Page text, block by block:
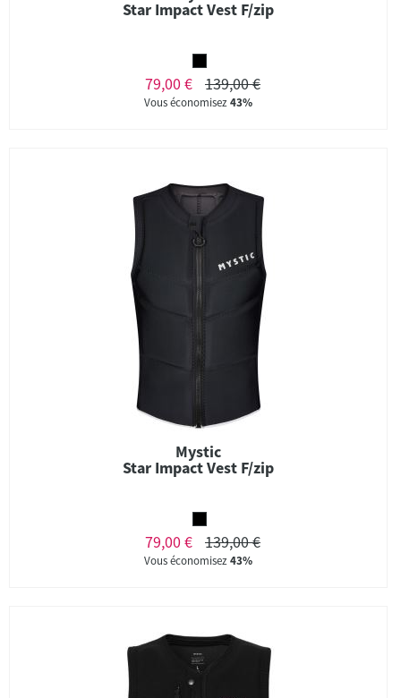
Star Impact Vest F/zip
79,00 € 139,00 €
Vous économisez43%
Mystic
Star Impact Vest F/zip
79,00 € 139,00 €
Vous économisez43%